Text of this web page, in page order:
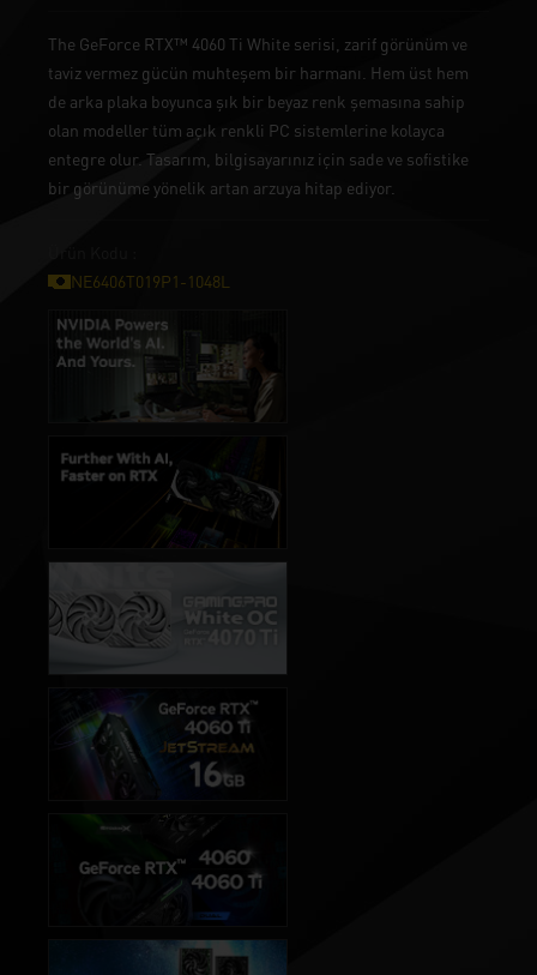
The GeForce RTX™ 4060 Ti White serisi, zarif görünüm ve
taviz vermez gücün muhteşem bir harmanı. Hem üst hem
de arka plaka boyunca şık bir beyaz renk şemasına sahip
olan modeller tüm açık renkli PC sistemlerine kolayca
entegre olur. Tasarım, bilgisayarınız için sade ve sofistike
bir görünüme yönelik artan arzuya hitap ediyor.
NE6406T019P1-1048L